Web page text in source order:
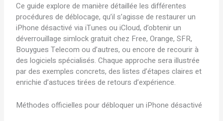
Ce guide explore de manière détaillée les différentes
procédures de déblocage, qu’il s’agisse de restaurer un
iPhone désactivé via iTunes ou iCloud, d’obtenir un
déverrouillage simlock gratuit chez Free, Orange, SFR,
Bouygues Telecom ou d’autres, ou encore de recourir à
des logiciels spécialisés. Chaque approche sera illustrée
par des exemples concrets, des listes d’étapes claires et
enrichie d’astuces tirées de retours d’expérience.
Méthodes officielles pour débloquer un iPhone désactivé